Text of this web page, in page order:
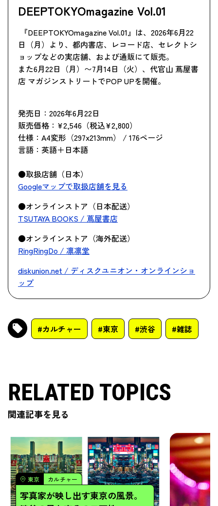
DEEPTOKYOmagazine Vol.01
『DEEPTOKYOmagazine Vol.01』は、2026年6月22
日（月）より、都内書店、レコード店、セレクトシ
ョップなどの実店舗、および通販にて販売。
また6月22日（月）〜7月14日（火）、代官山 蔦屋書
店 マガジンストリートでPOP UPを開催。
発売日：2026年6月22日
販売価格：¥2,546（税込¥2,800）
仕様：A4変形（297x213mm） / 176ページ
言語：英語＋日本語
●取扱店舗（日本）
Googleマップで取扱店舗を見る
●オンラインストア（日本配送）
TSUTAYA BOOKS / 蔦屋書店
●オンラインストア（海外配送）
RingRingDo / 凛凛堂
diskunion.net / ディスクユニオン・オンラインショ
ップ
#カルチャー #東京 #渋谷 #雑誌
RELATED TOPICS
関連記事を見る